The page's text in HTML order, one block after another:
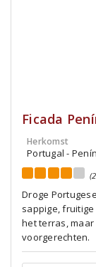
Ficada
Herkomst
Portugal -
Droge
sappige,
het terras,
voorgerechten.